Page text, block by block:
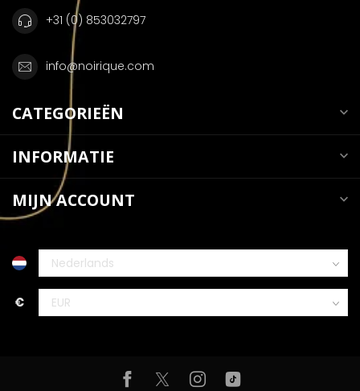
+31 (0) 853032797
info@noirique.com
CATEGORIEËN
INFORMATIE
MIJN ACCOUNT
€